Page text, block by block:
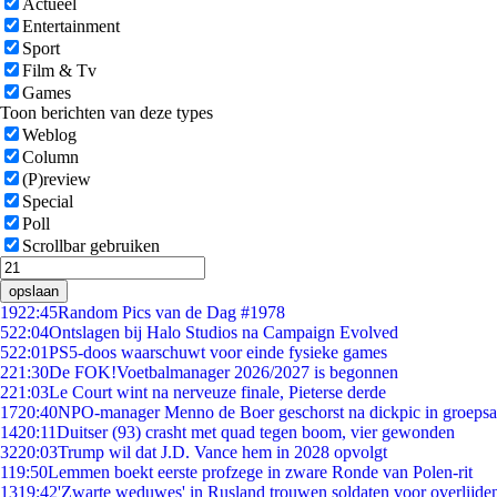
Actueel
Entertainment
Sport
Film & Tv
Games
Toon berichten van deze types
Weblog
Column
(P)review
Special
Poll
Scrollbar gebruiken
opslaan
1922:45Random Pics van de Dag #1978
522:04Ontslagen bij Halo Studios na Campaign Evolved
522:01PS5-doos waarschuwt voor einde fysieke games
221:30De FOK!Voetbalmanager 2026/2027 is begonnen
221:03Le Court wint na nerveuze finale, Pieterse derde
1720:40NPO-manager Menno de Boer geschorst na dickpic in
1420:11Duitser (93) crasht met quad tegen boom, vier gewonden
3220:03Trump wil dat J.D. Vance hem in 2028 opvolgt
119:50Lemmen boekt eerste profzege in zware Ronde van Polen-rit
1319:42'Zwarte weduwes' in Rusland trouwen soldaten voor